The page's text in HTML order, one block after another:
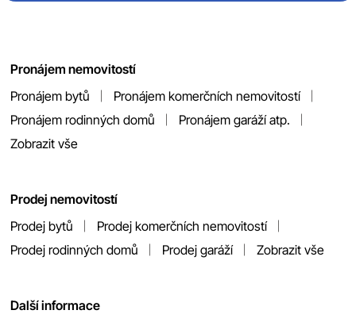
Pronájem nemovitostí
Pronájem bytů
Pronájem komerčních nemovitostí
Pronájem rodinných domů
Pronájem garáží atp.
Zobrazit vše
Prodej nemovitostí
Prodej bytů
Prodej komerčních nemovitostí
Prodej rodinných domů
Prodej garáží Zobrazit vše
Další informace